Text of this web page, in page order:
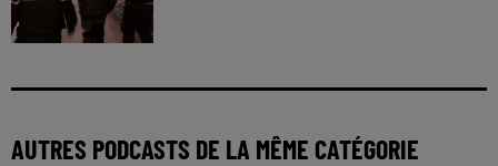
AUTRES PODCASTS DE LA MÊME CATÉGORIE